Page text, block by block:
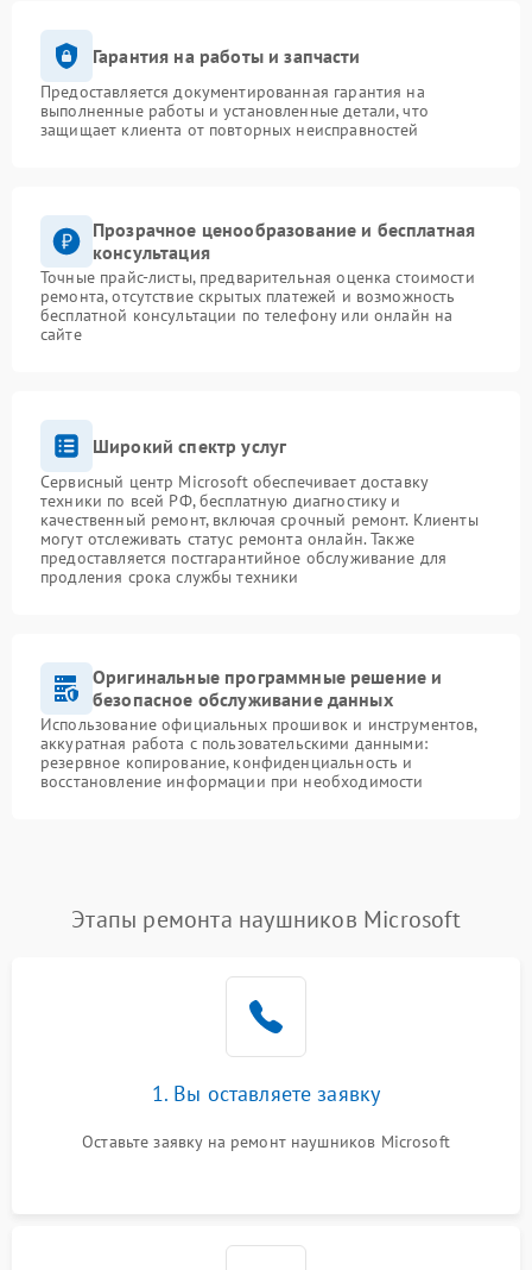
Гарантия на работы и запчасти
Предоставляется документированная гарантия на
выполненные работы и установленные детали, что
защищает клиента от повторных неисправностей
Прозрачное ценообразование и бесплатная
консультация
Точные прайс-листы, предварительная оценка стоимости
ремонта, отсутствие скрытых платежей и возможность
бесплатной консультации по телефону или онлайн на
сайте
Широкий спектр услуг
Сервисный центр Microsoft обеспечивает доставку
техники по всей РФ, бесплатную диагностику и
качественный ремонт, включая срочный ремонт. Клиенты
могут отслеживать статус ремонта онлайн. Также
предоставляется постгарантийное обслуживание для
продления срока службы техники
Оригинальные программные решение и
безопасное обслуживание данных
Использование официальных прошивок и инструментов,
аккуратная работа с пользовательскими данными:
резервное копирование, конфиденциальность и
восстановление информации при необходимости
Этапы ремонта наушников Microsoft
1. Вы оставляете заявку
Оставьте заявку на ремонт наушников Microsoft